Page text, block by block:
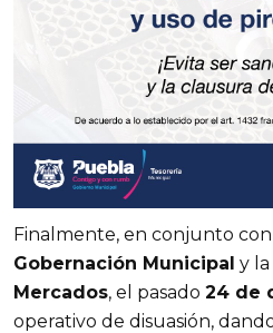
Finalmente, en conjunto
Gobernación Municipal y la
Mercados, el pasado 24 de
operativo de disuasión,